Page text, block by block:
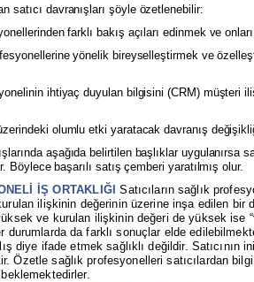
satıcı davranışları şöyle özetlenebilir:
farklı bakış açıları edinmek ve
yönelik bireyselleştirmek ve
ihtiyaç duyulan bilgisini (CRM) müşteri
olumlu etki yaratacak davranış
aşağıda belirtilen başlıklar uygulanırsa
Böylece başarılı satış çemberi yaratılmış olur.
İŞ ORTAKLIĞISatıcıların sağlık
ilişkinin değerinin üzerine inşa edilen bir
ve kurulan ilişkinin değeri de yüksek ise
durumlarda da farklı sonuçlar elde
diye ifade etmek sağlıklı değildir. Satıcının
Özetle sağlık profesyonelleri satıcılardan